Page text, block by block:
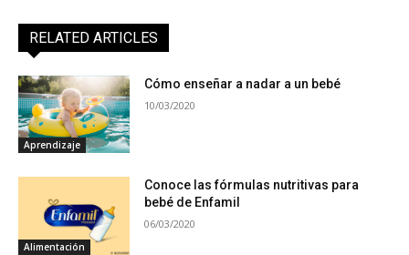
RELATED ARTICLES
Aprendizaje
Cómo enseñar a nadar a un bebé
10/03/2020
Alimentación
Conoce las fórmulas nutritivas para
bebé de Enfamil
06/03/2020